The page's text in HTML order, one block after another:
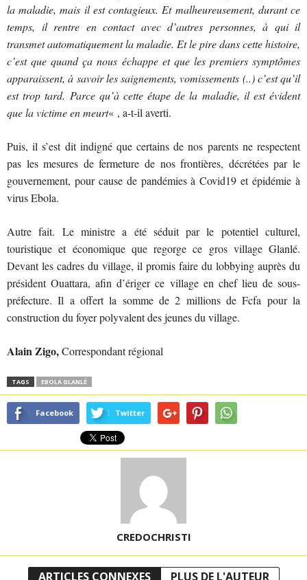
la maladie, mais il est contagieux. Et malheureusement, durant ce
temps, il rentre en contact avec d’autres personnes, à qui il
transmet automatiquement la maladie. Et le pire dans cette histoire,
c’est que quand ça nous échappe et que les premiers symptômes
apparaissent, à savoir les saignements, vomissements (..) c’est qu’il
est trop tard. Parce qu’à cette étape de la maladie, il est évident
que la victime en meurt« , a-t-il averti.
Puis, il s’est dit indigné que certains de nos parents ne respectent
pas les mesures de fermeture de nos frontières, décrétées par le
gouvernement, pour cause de pandémies à Covid19 et épidémie à
virus Ebola.
Autre fait. Le ministre a été séduit par le potentiel culturel,
touristique et économique que regorge ce gros village Glanlé.
Devant les cadres du village, il promis faire du lobbying auprès du
président Ouattara, afin d’ériger ce village en chef lieu de sous-
préfecture. Il a offert la somme de 2 millions de Fcfa pour la
construction du foyer polyvalent des jeunes du village.
Alain Zigo,Correspondant régional
TAGS EBOLA GLANLÉ
Facebook Twitter
CREDOCHRISTI
ARTICLES CONNEXES PLUS DE L'AUTEUR